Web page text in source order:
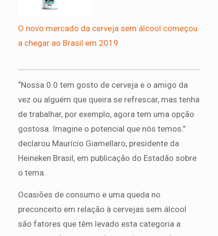
O novo mercado da cerveja sem álcool começou
a chegar ao Brasil em 2019
“Nossa 0.0 tem gosto de cerveja e o amigo da
vez ou alguém que queira se refrescar, mas tenha
de trabalhar, por exemplo, agora tem uma opção
gostosa. Imagine o potencial que nós temos.”
declarou Maurício Giamellaro, presidente da
Heineken Brasil, em publicação do Estadão sobre
o tema.
Ocasiões de consumo e uma queda no
preconceito em relação à cervejas sem álcool
são fatores que têm levado esta categoria a